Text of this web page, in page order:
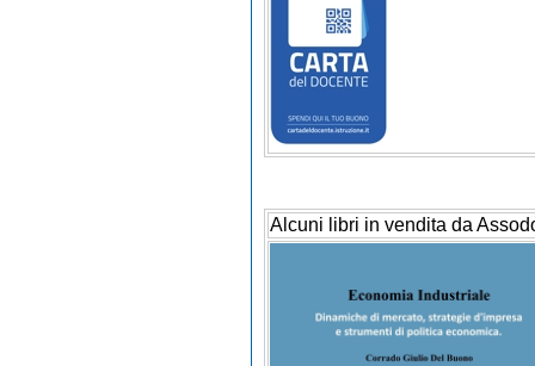
Alcuni libri in vendita da